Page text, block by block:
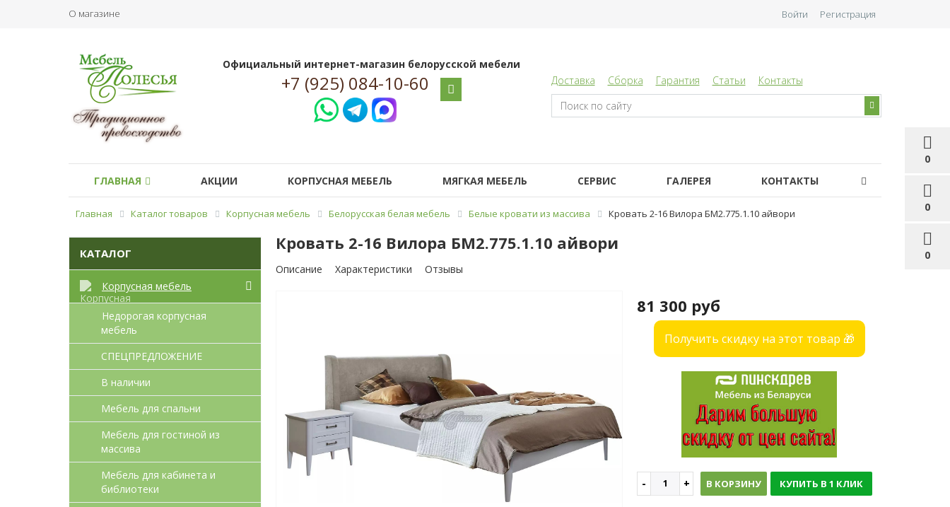
О магазине
0
0
0
Войти Регистрация
Официальный интернет-магазин белорусской мебели
+7 (925) 084-10-60 Доставка Сборка Гарантия Статьи Контакты
ГЛАВНАЯ АКЦИИ КОРПУСНАЯ МЕБЕЛЬ МЯГКАЯ МЕБЕЛЬ СЕРВИС ГАЛЕРЕЯ КОНТАКТЫ
Главная Каталог товаров Корпусная мебель Белорусская белая мебель Белые кровати из массива Кровать 2-16 Вилора БМ2.775.1.10 айвори
КАТАЛОГ
Корпусная мебель
Недорогая корпусная
мебель
СПЕЦПРЕДЛОЖЕНИЕ
В наличии
Мебель для спальни
Мебель для гостиной из
массива
Мебель для кабинета и
библиотеки
Кровать 2-16 Вилора БМ2.775.1.10 айвори
Описание Характеристики Отзывы
81 300 руб
Получить скидку на этот товар 🎁
В КОРЗИНУ КУПИТЬ В 1 КЛИК